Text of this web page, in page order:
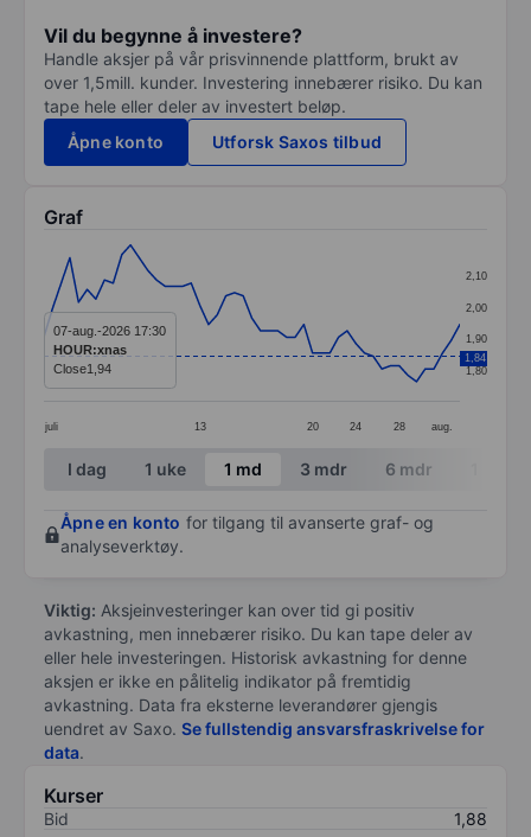
Vil du begynne å investere?
Handle aksjer på vår prisvinnende plattform, brukt av
over 1,5mill. kunder. Investering innebærer risiko. Du kan
tape hele eller deler av investert beløp.
Åpne konto
Utforsk Saxos tilbud
Graf
Line chart with 49 data points.
The chart has 1 X axis displaying categories.
The chart has 1 Y axis displaying values. Data ranges
juli 13 20 24 28 aug.
1,80
1,90
2,00
2,10
1,84
07-aug.-2026 17:30
HOUR:xnas
Close1,94
End of interactive chart.
I dag 1 uke 1 md 3 mdr 6 mdr
Åpne en konto for tilgang til avanserte graf- og
analyseverktøy.
Viktig: Aksjeinvesteringer kan over tid gi positiv
avkastning, men innebærer risiko. Du kan tape deler av
eller hele investeringen. Historisk avkastning for denne
aksjen er ikke en pålitelig indikator på fremtidig
avkastning. Data fra eksterne leverandører gjengis
uendret av Saxo. Se fullstendig ansvarsfraskrivelse for
data.
Kurser
Bid
1,88